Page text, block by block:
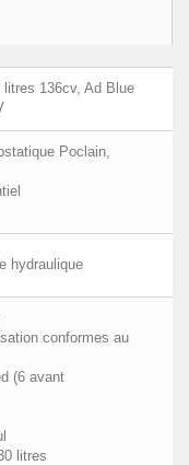
136cv, Ad Blue
Poclain,
hydraulique
conformes au
(6 avant
litres